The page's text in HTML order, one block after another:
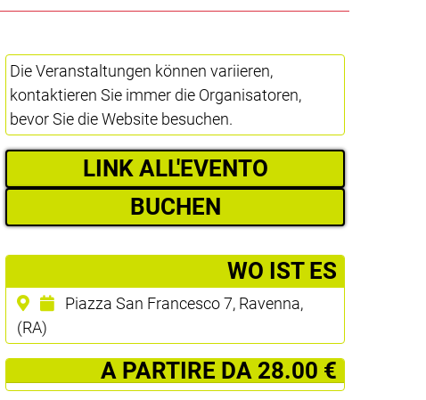
Die Veranstaltungen können variieren,
kontaktieren Sie immer die Organisatoren,
bevor Sie die Website besuchen.
LINK ALL'EVENTO
BUCHEN
­WO IST ES
Piazza San Francesco 7, Ravenna,
(RA)
­ A PARTIRE DA 28.00 €